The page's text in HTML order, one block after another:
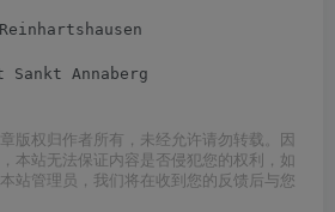
Sankt Annaberg
版权归作者所有，未经允许请勿转载。因
本站无法保证内容是否侵犯您的权利，如
站管理员，我们将在收到您的反馈后与您